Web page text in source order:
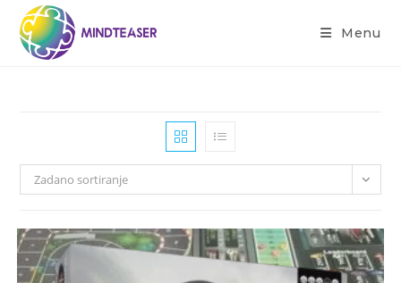
Menu
Zadano sortiranje